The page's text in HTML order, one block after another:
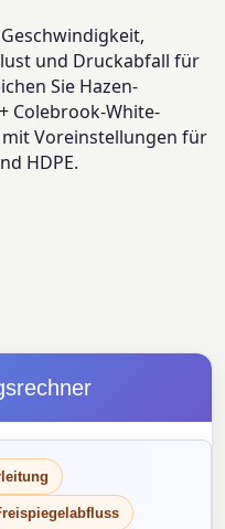
und Druckabfall für
Sie Hazen-
Colebrook-White-
Voreinstellungen für
HDPE.